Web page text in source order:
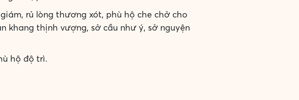
rủ lòng thương xót, phù hộ che chở cho
khang thịnh vượng, sở cầu như ý, sở nguyện
hộ độ trì.